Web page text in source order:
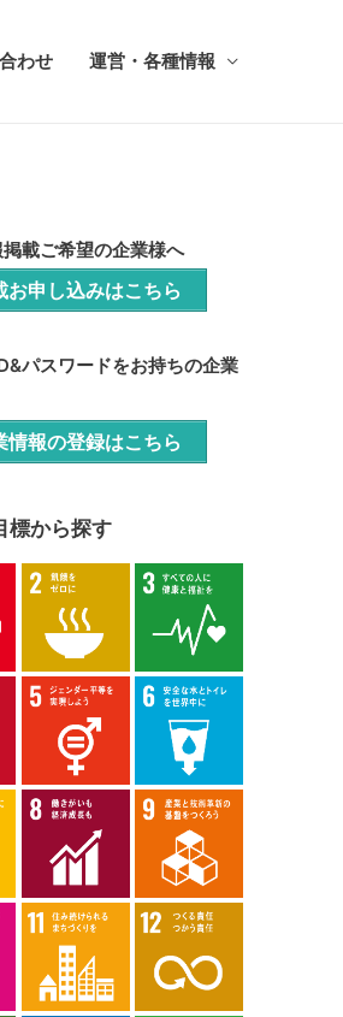
わせ 運営・各種情報
載ご希望の企業様へ
お申し込みはこちら
パスワードをお持ちの企業
情報の登録はこちら
標から探す